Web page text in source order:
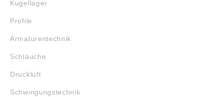
Kugellager
Profile
Armaturentechnik
Schläuche
Druckluft
Schwingungstechnik